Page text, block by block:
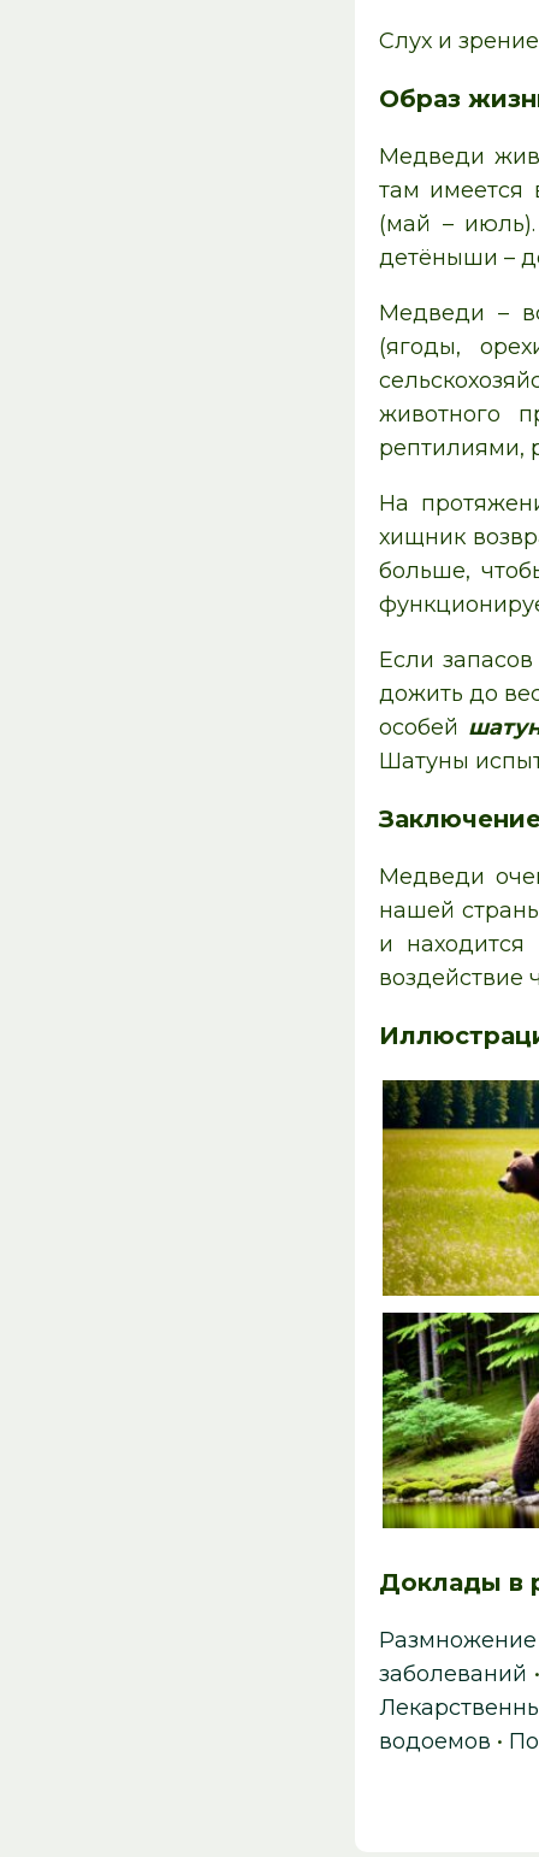
Слух и
Образ
Медведи
там имеется
(май –
детёныши –
Медведи –
(ягоды,
животного
рептилиями,
На
хищник
больше,
Если
дожить до
особей
Шатуны
Медведи
нашей
и находится
воздействие
Доклады в
Размножение
заболеваний
водоемов •